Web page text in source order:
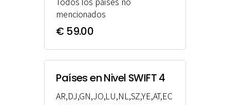
mencionados
€ 59.00
Países en Nivel SWIFT 4
AR,DJ,GN,JO,LU,NL,SZ,YE,AT,EC